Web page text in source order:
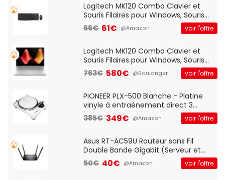
Logitech MK120 Combo Clavier et
Souris Filaires pour Windows, Souris
Optique Filaire, Connexion USB Plug
And Play, Confortable, Taille
QWERTY UK - Noir
66€ 61€ @Amazon voir l'offre
Logitech MK120 Combo Clavier et
Souris Filaires pour Windows, Souris
Optique Filaire, Connexion USB Plug
And Play, Confortable, Taille
QWERTY UK - Noir
763€ 580€ @Boulanger voir l'offre
PIONEER PLX-500 Blanche - Platine
vinyle à entraénement direct 3
vitesses (33-45-78 trs/min) avec
pre-ampli intégré et port USB
385€ 349€ @Amazon voir l'offre
Asus RT-AC59U Routeur sans Fil
Double Bande Gigabit (Serveur et
Client VPN, Triple Vlan, Mode Point
d'accès et Bridge, contrôle Parental,
50€ 40€ @Amazon voir l'offre